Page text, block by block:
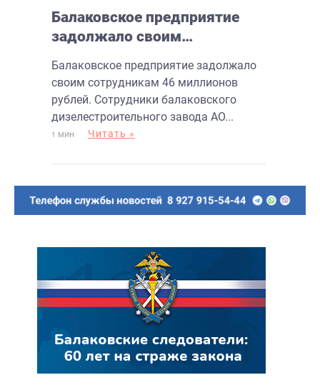
Балаковское предприятие
задолжало своим
рублей
Балаковское предприятие задолжало
своим сотрудникам 46 миллионов
рублей. Сотрудники балаковского
дизелестроительного завода АО...
1 МИН Читать »